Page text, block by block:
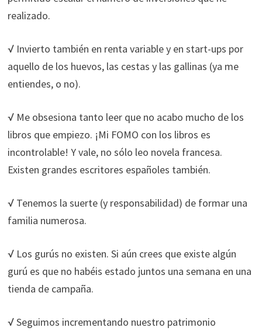
realizado.
√ Invierto también en renta variable y en start-ups por
aquello de los huevos, las cestas y las gallinas (ya me
entiendes, o no).
√ Me obsesiona tanto leer que no acabo mucho de los
libros que empiezo. ¡Mi FOMO con los libros es
incontrolable! Y vale, no sólo leo novela francesa.
Existen grandes escritores españoles también.
√ Tenemos la suerte (y responsabilidad) de formar una
familia numerosa.
√ Los gurús no existen. Si aún crees que existe algún
gurú es que no habéis estado juntos una semana en una
tienda de campaña.
√ Seguimos incrementando nuestro patrimonio
nuestra web
funcione lo
mejor posible
rechaza estas
cookies,
algunas
desaparecerán
intereses y
comportamiento
mientras visitas
posibilidad de